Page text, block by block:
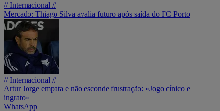
// Internacional //
Mercado: Thiago Silva avalia futuro após saída do FC Porto
// Internacional //
Artur Jorge empata e não esconde frustração: «Jogo cínico e
ingrato»
WhatsApp